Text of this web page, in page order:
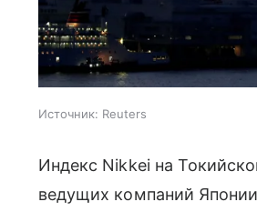
Источник: Reuters
Индекс Nikkei на
ведущих компаний